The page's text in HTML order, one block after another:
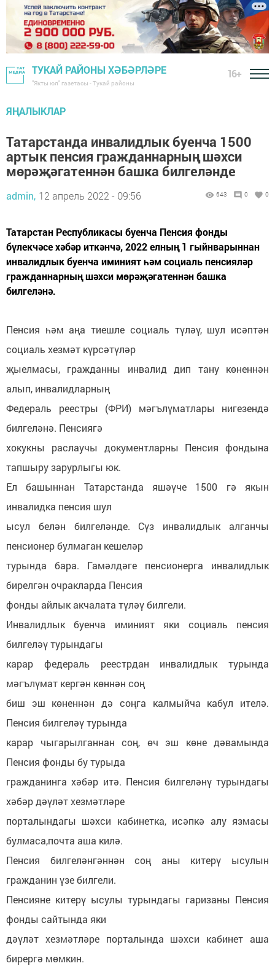
ТУКАЙ РАЙОНЫ ХӘБӘРЛӘРЕ
"Якты юл" газетасы - Тукай районы
16+
ЯҢАЛЫКЛАР
Татарстанда инвалидлык буенча 1500
артык пенсия гражданнарның шәхси
мөрәҗәгатеннән башка билгеләнде
admin, 12 апрель 2022 - 09:56 643 0 0
Татарстан Республикасы буенча Пенсия фонды
бүлекчәсе хәбәр иткәнчә, 2022 елның 1 гыйнварыннан
инвалидлык буенча иминият һәм социаль пенсияләр
гражданнарның шәхси мөрәҗәгатеннән башка
билгеләнә.
Пенсия һәм аңа тиешле социаль түләү, шул исәптән
социаль хезмәт күрсәтүләр
җыелмасы, гражданны инвалид дип тану көненнән
алып, инвалидларның
Федераль реестры (ФРИ) мәгълүматлары нигезендә
билгеләнә. Пенсиягә
хокукны раслаучы документларны Пенсия фондына
тапшыру зарурлыгы юк.
Ел башыннан Татарстанда яшәүче 1500 гә якын
инвалидка пенсия шул
ысул белән билгеләнде. Сүз инвалидлык алганчы
пенсионер булмаган кешеләр
турында бара. Гамәлдәге пенсионерга инвалидлык
бирелгән очракларда Пенсия
фонды айлык акчалата түләү билгели.
Инвалидлык буенча иминият яки социаль пенсия
билгеләү турындагы
карар федераль реестрдан инвалидлык турында
мәгълүмат кергән көннән соң
биш эш көненнән дә соңга калмыйча кабул ителә.
Пенсия билгеләү турында
карар чыгарылганнан соң, өч эш көне дәвамында
Пенсия фонды бу турыда
гражданинга хәбәр итә. Пенсия билгеләнү турындагы
хәбәр дәүләт хезмәтләре
порталындагы шәхси кабинетка, исәпкә алу язмасы
булмаса,почта аша килә.
Пенсия билгеләнгәннән соң аны китерү ысулын
гражданин үзе билгели.
Пенсияне китерү ысулы турындагы гаризаны Пенсия
фонды сайтында яки
дәүләт хезмәтләре порталында шәхси кабинет аша
бирергә мөмкин.